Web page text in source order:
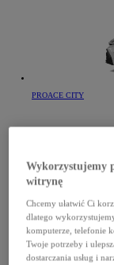
PROACE CITY
PROACE CITY Verso
Wykorzystujemy
witrynę
Chcemy ułatwić Ci
dlatego
komputerze, telefonie
Twoje potrzeby i
dostarczania usług i